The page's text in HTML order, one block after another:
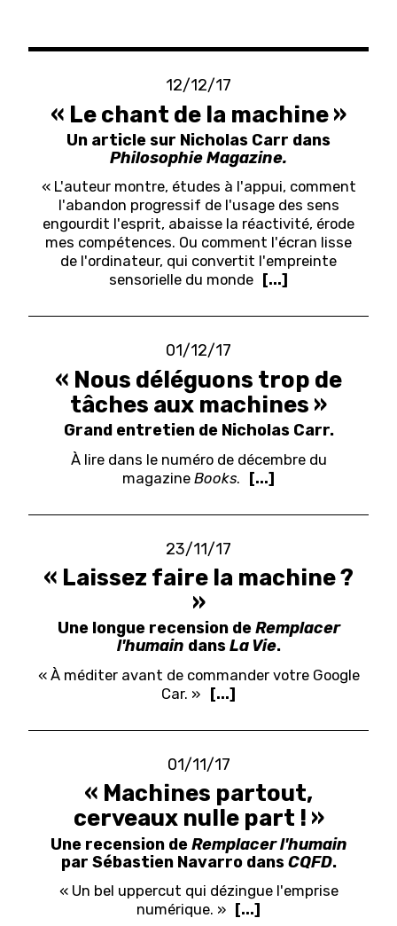
12/12/17
« Le chant de la machine »
Un article sur Nicholas Carr dans
Philosophie Magazine.
« L'auteur montre, études à l'appui, comment
l'abandon progressif de l'usage des sens
engourdit l'esprit, abaisse la réactivité, érode
mes compétences. Ou comment l'écran lisse
de l'ordinateur, qui convertit l'empreinte
sensorielle du monde
[...]
01/12/17
« Nous déléguons trop de
tâches aux machines »
Grand entretien de Nicholas Carr.
À lire dans le numéro de décembre du
magazine Books. [...]
23/11/17
« Laissez faire la machine ?
»
Une longue recension deRemplacer
l'humain dans La Vie.
« À méditer avant de commander votre Google
Car. »
[...]
01/11/17
« Machines partout,
cerveaux nulle part ! »
Une recension deRemplacer l'humain
par Sébastien Navarro dans CQFD.
« Un bel uppercut qui dézingue l'emprise
numérique. »
[...]